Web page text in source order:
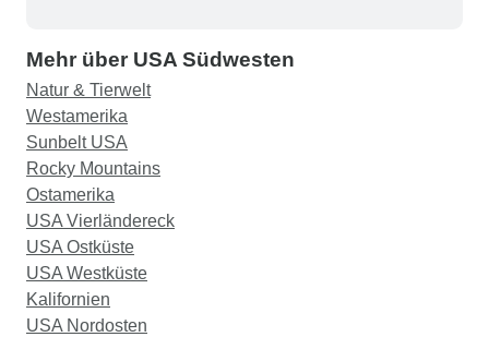
Mehr über USA Südwesten
Natur & Tierwelt
Westamerika
Sunbelt USA
Rocky Mountains
Ostamerika
USA Vierländereck
USA Ostküste
USA Westküste
Kalifornien
USA Nordosten